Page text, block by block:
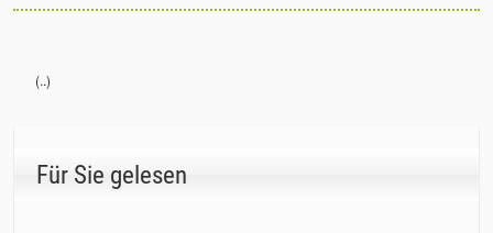
(..)
Für Sie gelesen